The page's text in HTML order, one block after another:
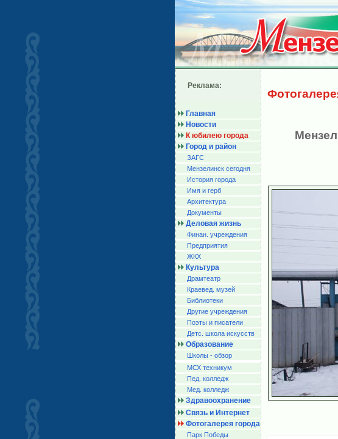
Реклама:
Главная
Новости
К юбилею города
Город и район
ЗАГС
Мензелинск сегодня
История города
Имя и герб
Архитектура
Документы
Деловая жизнь
Финан. учреждения
Предприятия
ЖКХ
Культура
Драмтеатр
Краевед. музей
Библиотеки
Другие учреждения
Поэты и писатели
Детс. школа искусств
Образование
Школы - обзор
МСХ техникум
Пед. колледж
Мед. колледж
Здравоохранение
Связь и Интернет
Фотогалерея города
Парк Победы